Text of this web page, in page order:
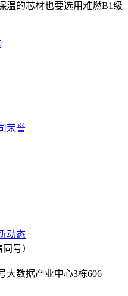
温的芯材也要选用难燃B1级
荣誉
动态
号）
大数据产业中心3栋606